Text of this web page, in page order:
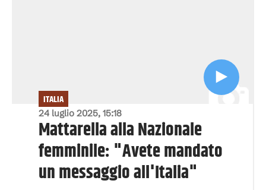
24 luglio 2025, 15:18
ITALIA
Mattarella alla Nazionale
femminile: "Avete mandato
un messaggio all'Italia"